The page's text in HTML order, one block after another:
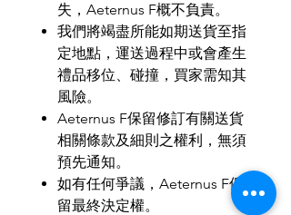
失， Aeternus F概不負責。
我們將竭盡所能如期送貨至指
定地點，運送過程中或會產生
禮品移位、碰撞，買家需知其
風險。
Aeternus F保留修訂有關送貨
相關條款及細則之權利，無須
預先通知。
如有任何爭議， Aeternus F保
留最終決定權。